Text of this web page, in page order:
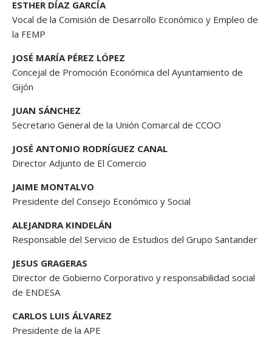
ESTHER DÍAZ GARCÍA
Vocal de la Comisión de Desarrollo Económico y Empleo de
la FEMP
JOSÉ MARÍA PÉREZ LÓPEZ
Concejal de Promoción Económica del Ayuntamiento de
Gijón
JUAN SÁNCHEZ
Secretario General de la Unión Comarcal de CCOO
JOSÉ ANTONIO RODRÍGUEZ CANAL
Director Adjunto de El Comercio
JAIME MONTALVO
Presidente del Consejo Económico y Social
ALEJANDRA KINDELÁN
Responsable del Servicio de Estudios del Grupo Santander
JESUS GRAGERAS
Director de Gobierno Corporativo y responsabilidad social
de ENDESA
CARLOS LUIS ÁLVAREZ
Presidente de la APE